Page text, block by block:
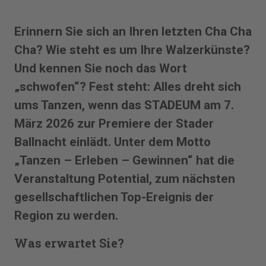
Erinnern Sie sich an Ihren letzten Cha Cha
Cha? Wie steht es um Ihre Walzerkünste?
Und kennen Sie noch das Wort
„schwofen“? Fest steht: Alles dreht sich
ums Tanzen, wenn das STADEUM am 7.
März 2026 zur Premiere der Stader
Ballnacht einlädt. Unter dem Motto
„Tanzen – Erleben – Gewinnen“ hat die
Veranstaltung Potential, zum nächsten
gesellschaftlichen Top-Ereignis der
Region zu werden.
Was erwartet Sie?